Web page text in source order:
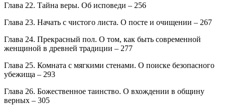
Глава 22. Тайна веры. Об исповеди – 256
Глава 23. Начать с чистого листа. О посте и очищении – 267
Глава 24. Прекрасный пол. О том, как быть современной
женщиной в древней традиции – 277
Глава 25. Комната с мягкими стенами. О поиске безопасного
убежища – 293
Глава 26. Божественное таинство. О вхождении в общину
верных – 305